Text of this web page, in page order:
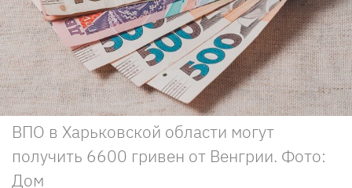
ВПО в Харьковской области могут
получить 6600 гривен от Венгрии. Фото:
Дом